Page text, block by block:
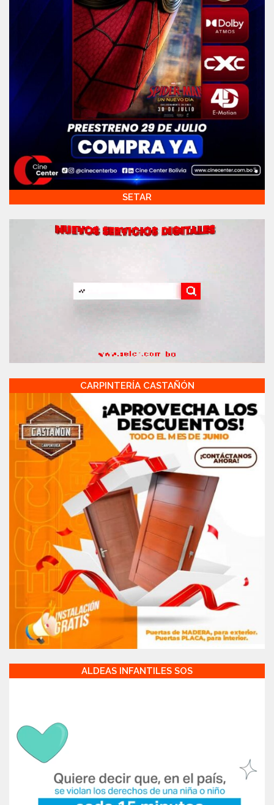
SETAR
CARPINTERÍA CASTAÑÓN
ALDEAS INFANTILES SOS